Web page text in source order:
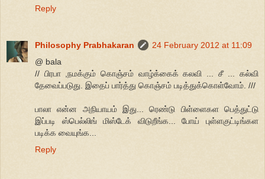
Reply
Philosophy Prabhakaran
24 February 2012 at 11:09
@ bala
// பிரபா ,நமக்கும் கொஞ்சம் வாழ்க்கைக் கலவி ... சீ ... கல்வி
தேவைப்படுது. இதைப் பார்த்து கொஞ்சம் படித்துக்கொள்வோம். ///
பாலா என்ன அநியாயம் இது... ரெண்டு பிள்ளைகள பெத்துட்டு
இப்படி ஸ்பெல்லிங் மிஸ்டேக் விடுறீங்க... போய் புள்ளகுட்டிங்கள
படிக்க வையுங்க...
Reply